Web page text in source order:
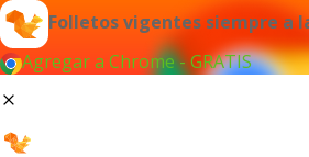
Folletos vigentes siempre a
Agregar a Chrome - GRATIS